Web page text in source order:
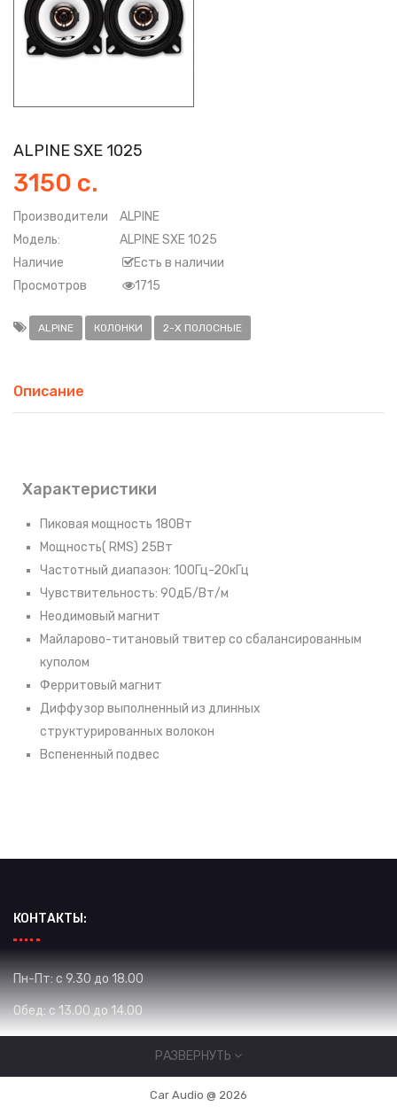
ALPINE SXE 1025
3150 с.
Производители
ALPINE
Модель:
ALPINE SXE 1025
Наличие
Есть в наличии
Просмотров
1715
ALPINE КОЛОНКИ 2-Х ПОЛОСНЫЕ
Описание
Характеристики
Пиковая мощность 180Bт
Мощность( RMS) 25Bт
Частотный диапазон: 100Гц-20кГц
Чувствительность: 90дБ/Bт/м
Неодимовый магнит
Майларово-титановый твитер со сбалансированным
куполом
Ферритовый магнит
Диффузор выполненный из длинных
структурированных волокон
Вспененный подвес
КОНТАКТЫ:
Пн-Пт: с 9.30 до 18.00
Обед: с 13.00 до 14.00
Вс: Выходной
РАЗВЕРНУТЬ
Car Audio @ 2026